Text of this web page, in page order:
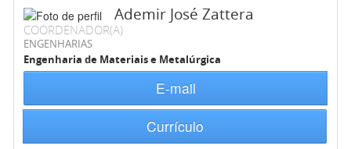
Ademir José Zattera
COORDENADOR(A)
ENGENHARIAS
Engenharia de Materiais e Metalúrgica
E-mail
Currículo